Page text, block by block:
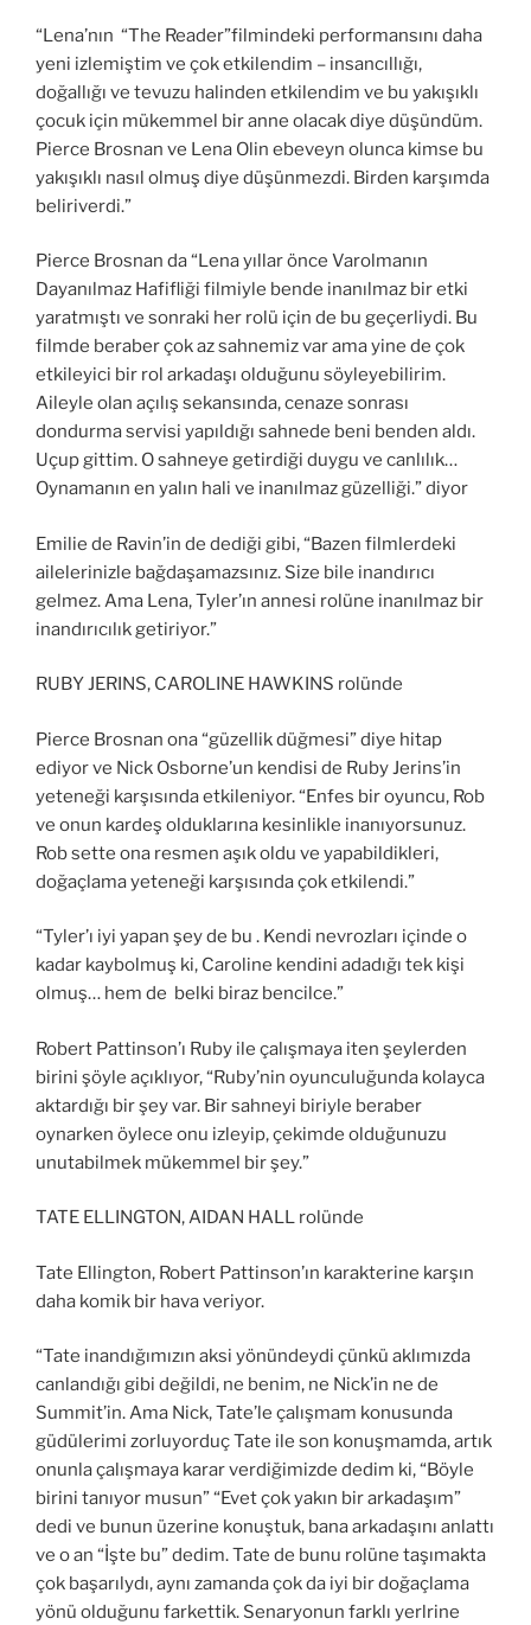
“Lena’nın “The Reader”filmindeki performansını daha
yeni izlemiştim ve çok etkilendim – insancıllığı,
doğallığı ve tevuzu halinden etkilendim ve bu yakışıklı
çocuk için mükemmel bir anne olacak diye düşündüm.
Pierce Brosnan ve Lena Olin ebeveyn olunca kimse bu
yakışıklı nasıl olmuş diye düşünmezdi. Birden karşımda
beliriverdi.”
Pierce Brosnan da “Lena yıllar önce Varolmanın
Dayanılmaz Hafifliği filmiyle bende inanılmaz bir etki
yaratmıştı ve sonraki her rolü için de bu geçerliydi. Bu
filmde beraber çok az sahnemiz var ama yine de çok
etkileyici bir rol arkadaşı olduğunu söyleyebilirim.
Aileyle olan açılış sekansında, cenaze sonrası
dondurma servisi yapıldığı sahnede beni benden aldı.
Uçup gittim. O sahneye getirdiği duygu ve canlılık…
Oynamanın en yalın hali ve inanılmaz güzelliği.” diyor
Emilie de Ravin’in de dediği gibi, “Bazen filmlerdeki
ailelerinizle bağdaşamazsınız. Size bile inandırıcı
gelmez. Ama Lena, Tyler’ın annesi rolüne inanılmaz bir
inandırıcılık getiriyor.”
RUBY JERINS, CAROLINE HAWKINS rolünde
Pierce Brosnan ona “güzellik düğmesi” diye hitap
ediyor ve Nick Osborne’un kendisi de Ruby Jerins’in
yeteneği karşısında etkileniyor. “Enfes bir oyuncu, Rob
ve onun kardeş olduklarına kesinlikle inanıyorsunuz.
Rob sette ona resmen aşık oldu ve yapabildikleri,
doğaçlama yeteneği karşısında çok etkilendi.”
“Tyler’ı iyi yapan şey de bu . Kendi nevrozları içinde o
kadar kaybolmuş ki, Caroline kendini adadığı tek kişi
olmuş… hem de belki biraz bencilce.”
Robert Pattinson’ı Ruby ile çalışmaya iten şeylerden
birini şöyle açıklıyor, “Ruby’nin oyunculuğunda kolayca
aktardığı bir şey var. Bir sahneyi biriyle beraber
oynarken öylece onu izleyip, çekimde olduğunuzu
unutabilmek mükemmel bir şey.”
TATE ELLINGTON, AIDAN HALL rolünde
Tate Ellington, Robert Pattinson’ın karakterine karşın
daha komik bir hava veriyor.
“Tate inandığımızın aksi yönündeydi çünkü aklımızda
canlandığı gibi değildi, ne benim, ne Nick’in ne de
Summit’in. Ama Nick, Tate’le çalışmam konusunda
güdülerimi zorluyorduç Tate ile son konuşmamda, artık
onunla çalışmaya karar verdiğimizde dedim ki, “Böyle
birini tanıyor musun” “Evet çok yakın bir arkadaşım”
dedi ve bunun üzerine konuştuk, bana arkadaşını anlattı
ve o an “İşte bu” dedim. Tate de bunu rolüne taşımakta
çok başarılydı, aynı zamanda çok da iyi bir doğaçlama
yönü olduğunu farkettik. Senaryonun farklı yerlrine